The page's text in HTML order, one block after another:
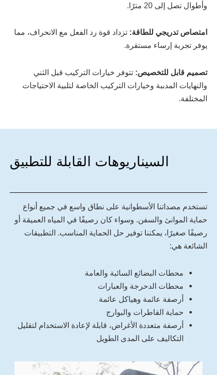
وأطوال تصل إلى 20 مترًا.
امتصاص تدريجي للطاقة: تزداد قوة رد الفعل مع الانحراف، مما
يوفر تجربة إرساء مستقرة.
تصميم قابل للتخصيص: تتوفر خيارات التركيب قبل الثني
والنهايات المدببة وخيارات التركيب الخاصة لتلبية الاحتياجات
المختلفة.
السيناريوهات القابلة للتطبيق
تستخدم مصداتنا الأسطوانية على نطاق واسع في جميع أنواع
حماية الموانئ والسفن. وسواء كان رصيفًا في المياه العميقة أو
رصيفًا صغيرًا، يمكننا توفير حل الحماية المناسب. التطبيقات
الشائعة هي:
محطات البضائع السائبة والعامة
محطات الدحرجة والعبارات
أرصفة عائمة وهياكل عائمة
حماية القاطرات والبوارج
أرصفة متعددة الأغراض، قابلة لإعادة الاستخدام لتقليل
التكاليف على المدى الطويل